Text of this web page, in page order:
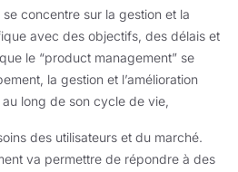
concentre sur la gestion et la
avec des objectifs, des délais et
le “product management” se
la gestion et l’amélioration
long de son cycle de vie,
des utilisateurs et du marché.
va permettre de répondre à des